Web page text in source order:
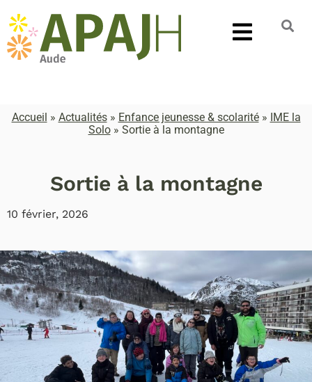
Accueil » Actualités» Enfance jeunesse & scolarité» IME la
Solo» Sortie à la montagne
Sortie à la montagne
10 février, 2026